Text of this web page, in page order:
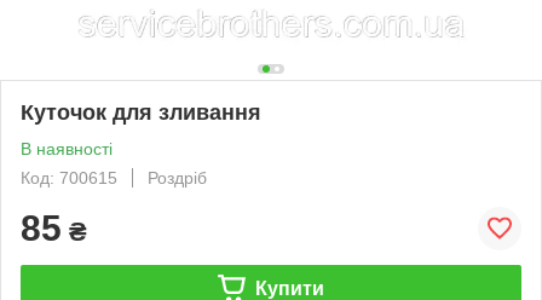
Куточок для зливання
В наявності
Код: 700615
Роздріб
85 ₴
Купити